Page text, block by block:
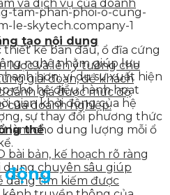
và dịch vụ của doanh
tạo nội dung
lược và lên ý tưởng cho
giai đoạn, để khách
đánh giá được mức độ
của doanh nghiệp.
thể
bài bản, kế hoạch rõ ràng
dung chuyên sâu giúp
dàng tìm kiếm được
kế ban đầu, ổ đĩa cứng
nghệ nhằm giúp lưu
hơn: ví dụ sự xuất hiện
cho hệ điều hành hoạt
gian khởi động của hệ
sự thay đổi phương thức
làm cho dung lượng mỗi ổ
động